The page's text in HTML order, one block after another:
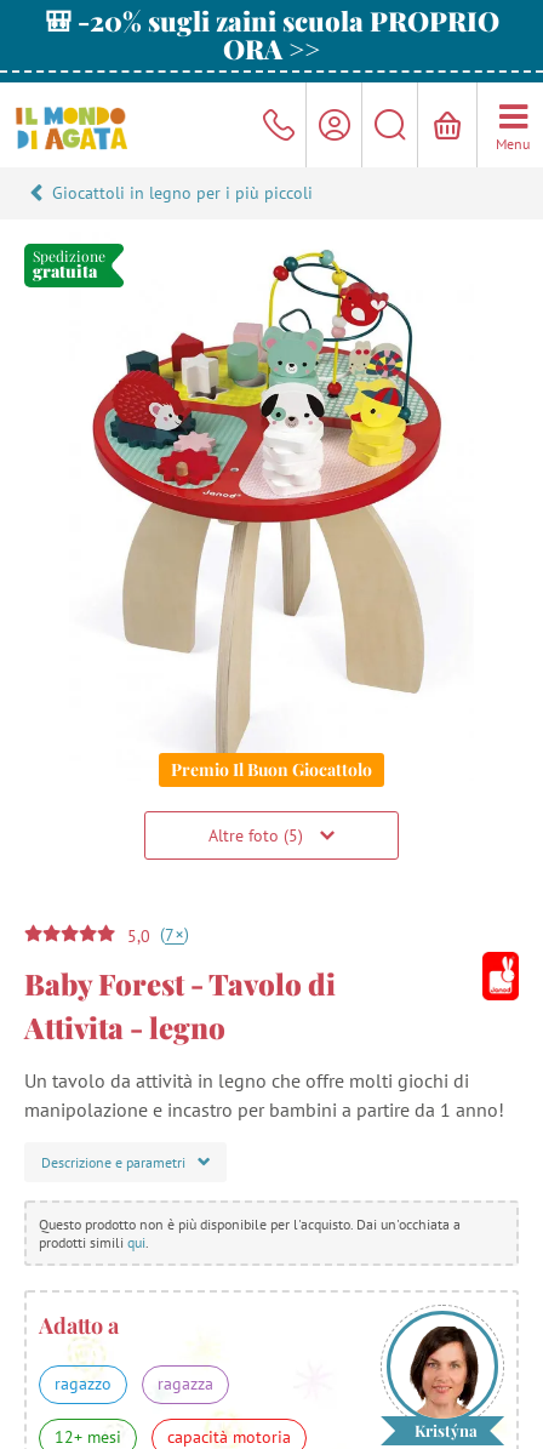
🎒 -20% sugli zaini scuola PROPRIO
ORA >>
Menu
Giocattoli in legno per i più piccoli
Spedizione
gratuita
Premio Il Buon Giocattolo
Altre foto (5)
5,0 (7+)
Baby Forest - Tavolo di
Attivita - legno
Un tavolo da attività in legno che offre molti giochi di
manipolazione e incastro per bambini a partire da 1 anno!
Descrizione e parametri
Questo prodotto non è più disponibile per l'acquisto. Dai un'occhiata a
prodotti simili qui
Adatto a
ragazzo ragazza
12+ mesi capacità motoria Kristýna